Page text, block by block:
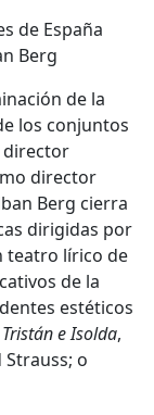
de la
los conjuntos
director
director
Berg cierra
dirigidas por
teatro lírico de
de la
estéticos
Tristán e Isolda,
Strauss; o